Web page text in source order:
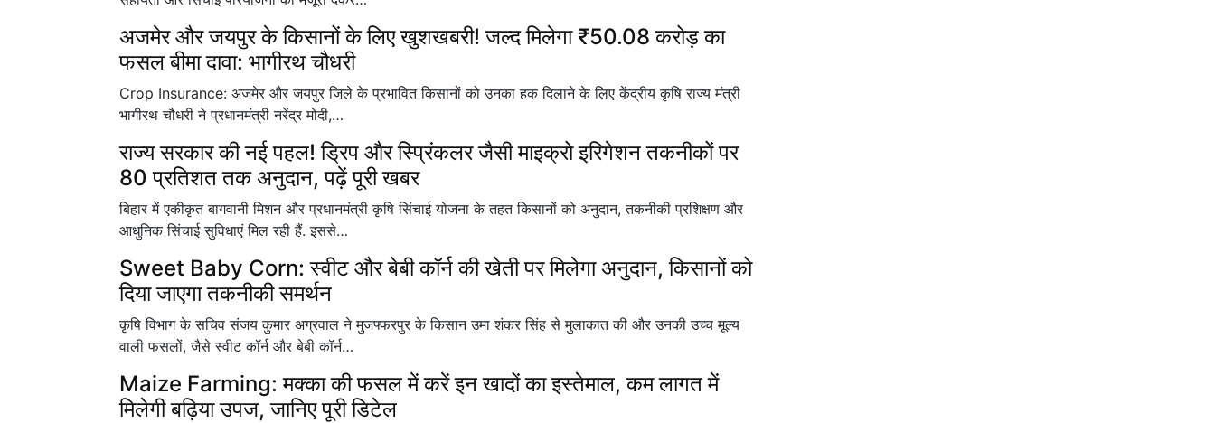
अजमेर और जयपुर के किसानों के लिए खुशखबरी! जल्द मिलेगा ₹50.08 करोड़ का
फसल बीमा दावा: भागीरथ चौधरी
Crop Insurance: अजमेर और जयपुर जिले के प्रभावित किसानों को उनका हक दिलाने के लिए केंद्रीय कृषि राज्य मंत्री
भागीरथ चौधरी ने प्रधानमंत्री नरेंद्र मोदी,…
राज्य सरकार की नई पहल! ड्रिप और स्प्रिंकलर जैसी माइक्रो इरिगेशन तकनीकों पर
80 प्रतिशत तक अनुदान, पढ़ें पूरी खबर
बिहार में एकीकृत बागवानी मिशन और प्रधानमंत्री कृषि सिंचाई योजना के तहत किसानों को अनुदान, तकनीकी प्रशिक्षण और
आधुनिक सिंचाई सुविधाएं मिल रही हैं. इससे…
Sweet Baby Corn: स्वीट और बेबी कॉर्न की खेती पर मिलेगा अनुदान, किसानों को
दिया जाएगा तकनीकी समर्थन
कृषि विभाग के सचिव संजय कुमार अग्रवाल ने मुजफ्फरपुर के किसान उमा शंकर सिंह से मुलाकात की और उनकी उच्च मूल्य
वाली फसलों, जैसे स्वीट कॉर्न और बेबी कॉर्न…
Maize Farming: मक्का की फसल में करें इन खादों का इस्तेमाल, कम लागत में
मिलेगी बढ़िया उपज, जानिए पूरी डिटेल